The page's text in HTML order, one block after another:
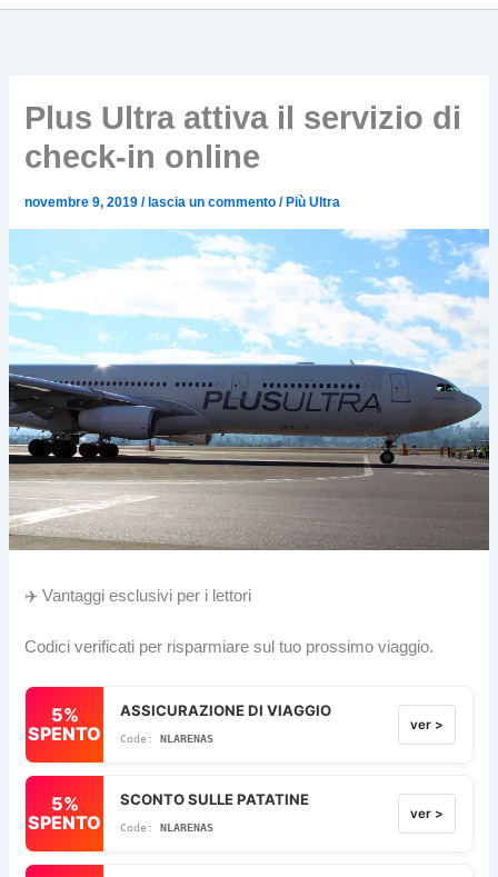
Plus Ultra attiva il servizio di
check-in online
novembre 9, 2019/ lascia un commento / Più Ultra
✈️ Vantaggi esclusivi per i lettori
Codici verificati per risparmiare sul tuo prossimo viaggio.
5%
SPENTO
ASSICURAZIONE DI VIAGGIO
NLARENAS
ver >
5%
SPENTO
SCONTO SULLE PATATINE
NLARENAS
ver >